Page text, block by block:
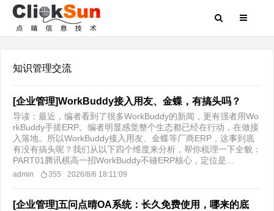
知识管理交流
[企业管理]WorkBuddy接入用友、金蝶，有搞头吗？
导读：最近，编者看到了很多WorkBuddy的新闻，更有强者用Wo
rkBuddy手搓ERP。编者明显感觉整个生态都已经在行动，在做接
入落地。所以WorkBuddy接入用友、金蝶等厂商ERP，这事到底
有没有搞头呢？我们从以下四个维度来分析，帮你梳理一下全貌：
PART01腾讯棋高一招WorkBuddy不碰ERP核心，定位是...
admin 355 2026/8/6 18:11:09
[企业管理]五问点晴OA系统：长久免费使用，哪来的底